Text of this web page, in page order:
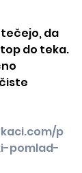
da
do teka.
p
pomlad-